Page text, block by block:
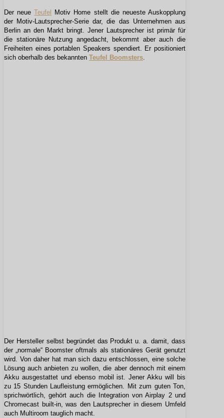
Der neueTeufel
Motiv Home stellt die neueste Auskopplung
der Motiv-Lautsprecher-Serie dar, die das Unternehmen aus
Berlin an den Markt bringt. Jener Lautsprecher ist primär für
die stationäre Nutzung angedacht, bekommt aber auch die
Freiheiten eines portablen Speakers spendiert. Er positioniert
sich oberhalb des bekannten Teufel Boomsters.
Der Hersteller selbst begründet das Produkt u. a. damit, dass
der „normale“ Boomster oftmals als stationäres Gerät genutzt
wird. Von daher hat man sich dazu entschlossen, eine solche
Lösung auch anbieten zu wollen, die aber dennoch mit einem
Akku ausgestattet und ebenso mobil ist. Jener Akku will bis
zu 15 Stunden Laufleistung ermöglichen. Mit zum guten Ton,
sprichwörtlich, gehört auch die Integration von Airplay 2 und
Chromecast built-in, was den Lautsprecher in diesem Umfeld
auch Multiroom tauglich macht.